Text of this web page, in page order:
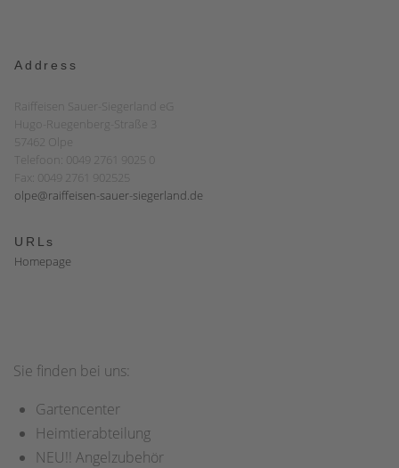
Address
Raiffeisen Sauer-Siegerland eG
Hugo-Ruegenberg-Straße 3
57462 Olpe
Telefoon: 0049 2761 9025 0
Fax: 0049 2761 902525
olpe@raiffeisen-sauer-siegerland.de
URLs
Homepage
Sie finden bei uns:
Gartencenter
Heimtierabteilung
NEU!! Angelzubehör